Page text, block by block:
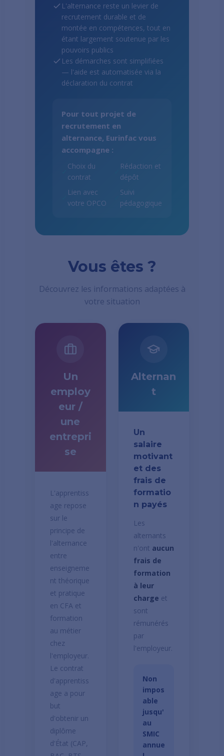
L'alternance reste un levier de
recrutement durable et de
montée en compétences, tout en
étant largement soutenue par les
pouvoirs publics
Les démarches sont simplifiées
— l'aide est automatisée via la
déclaration du contrat
Pour tout projet de
recrutement en
alternance, Eurinfac vous
accompagne :
Choix du
contrat
Rédaction et
dépôt
Lien avec
votre OPCO
Suivi
pédagogique
Vous êtes ?
Découvrez les informations adaptées à
votre situation
Un
employ
eur /
une
entrepri
se
L'apprentiss
age repose
sur le
principe de
l'alternance
entre
enseigneme
nt théorique
et pratique
en CFA et
formation
au métier
chez
l'employeur.
Le contrat
d'apprentiss
age a pour
but
d'obtenir un
diplôme
d'État (CAP,
Alternan
t
Un
salaire
motivant
et des
frais de
formatio
n payés
Les
alternants
n'ont aucun
frais de
formation
à leur
charge et
sont
rémunérés
par
l'employeur.
Non
impos
able
jusqu'
au
SMIC
annue